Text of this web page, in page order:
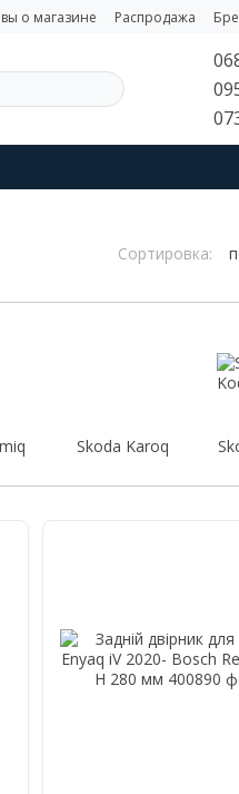
о магазине Распродажа
Сортировка:
Skoda Karoq